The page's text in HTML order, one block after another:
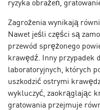
Zagrożenia wynikają
Nawet jeśli części są
przewód sprężonego
krawędź. Inny przypadek
laboratoryjnych, których
uszkodzić ostrymi
wykluczyć, zaokrąglając
gratowania przejmuje